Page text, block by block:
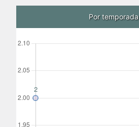
Por temporada